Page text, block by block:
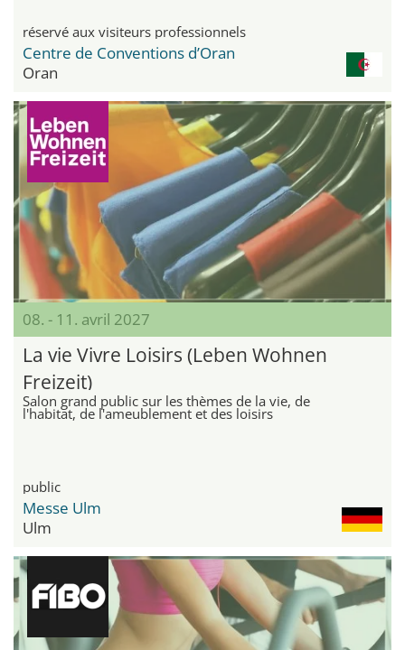
réservé aux visiteurs professionnels
Centre de Conventions d’Oran
Oran
08. - 11. avril 2027
La vie Vivre Loisirs (Leben Wohnen
Freizeit)
Salon grand public sur les thèmes de la vie, de
l'habitat, de l'ameublement et des loisirs
public
Messe Ulm
Ulm